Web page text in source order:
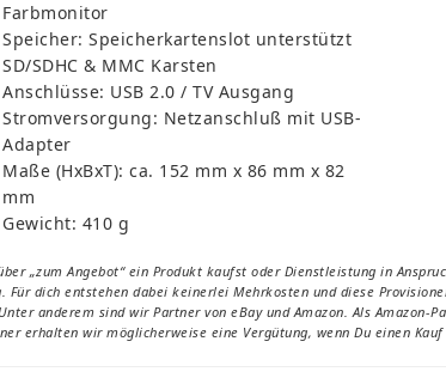
Farbmonitor
Speicher: Speicherkartenslot unterstützt
SD/SDHC & MMC Karsten
Anschlüsse: USB 2.0 / TV Ausgang
Stromversorgung: Netzanschluß mit USB-
Adapter
Maße (HxBxT): ca. 152 mm x 86 mm x 82
mm
Gewicht: 410 g
„zum Angebot“ ein Produkt kaufst oder Dienstleistung in
Für dich entstehen dabei keinerlei Mehrkosten und diese
anderem sind wir Partner von eBay und Amazon. Als
erhalten wir möglicherweise eine Vergütung, wenn Du einen